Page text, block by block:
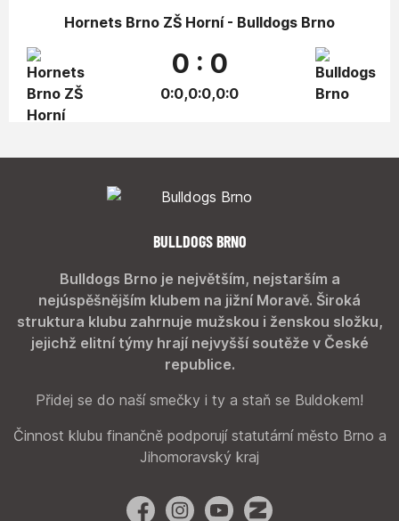
Hornets Brno ZŠ Horní - Bulldogs Brno
0 : 0
0:0,0:0,0:0
BULLDOGS BRNO
Bulldogs Brno je největším, nejstarším a
nejúspěšnějším klubem na jižní Moravě. Široká
struktura klubu zahrnuje mužskou i ženskou složku,
jejichž elitní týmy hrají nejvyšší soutěže v České
republice.
Přidej se do naší smečky i ty a staň se Buldokem!
Činnost klubu finančně podporují statutární město Brno a
Jihomoravský kraj